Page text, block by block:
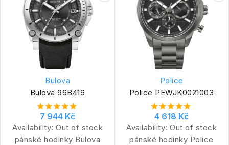
Bulova
Bulova 96B416
7 944 Kč
Availability: Out of stock
pánské hodinky Bulova
Police
Police PEWJK0021003
4 618 Kč
Availability: Out of stock
pánské hodinky Police